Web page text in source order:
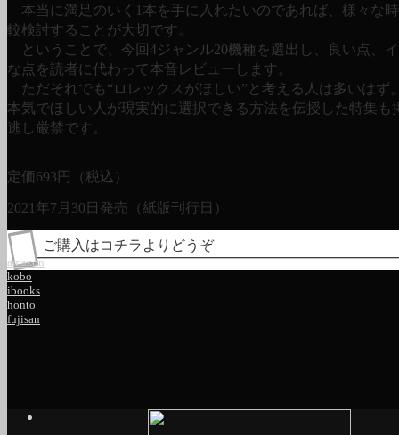
本当に満足のいく1本を手に入れたいのであれば、様々な
較検討することが大切です。
ということで、今回4ジャンル20機種を選出し、良い点、
な点を読者に代わって本音レビューします。
ただそれでも“ロレックスがほしい”と考える人は多いはず
本気でほしい人が現実的に選択できる方法を伝授した特集も
逃し厳禁です。
定価693円（税込）
2021年7月30日発売（紙版刊行日）
ご購入はコチラよりどうぞ
amazon
kobo
ibooks
honto
fujisan